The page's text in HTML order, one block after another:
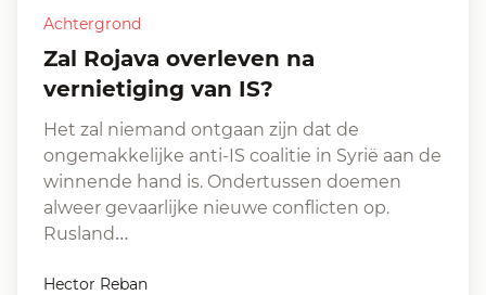
Achtergrond
Zal Rojava overleven na
vernietiging van IS?
Het zal niemand ontgaan zijn dat de
ongemakkelijke anti-IS coalitie in Syrië aan de
winnende hand is. Ondertussen doemen
alweer gevaarlijke nieuwe conflicten op.
Rusland…
Hector Reban